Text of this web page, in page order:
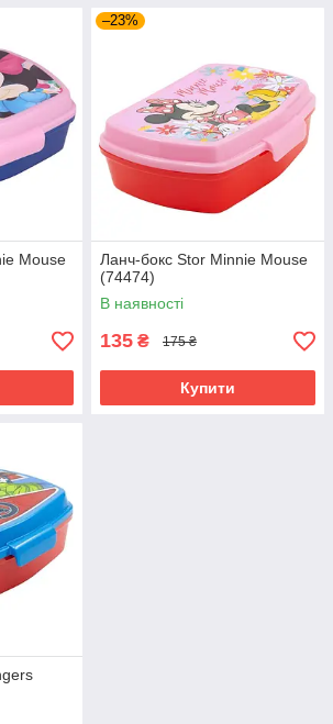
Mouse
–23%
Ланч-бокс Stor Minnie Mouse
(74474)
В наявності
135 ₴ 175 ₴
Купити